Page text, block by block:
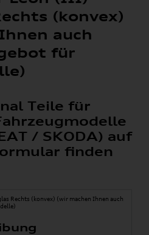
(konvex)
auch
für
Teile für
/ SKODA) auf
finden